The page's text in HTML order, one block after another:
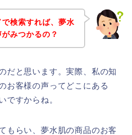
検索すれば、夢水
みつかるの？
だと思います。実際、私の知
お客様の声ってどこにある
ですからね。
もらい、夢水肌の商品のお客